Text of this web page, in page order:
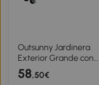
Outsunny Jardinera
Exterior Grande con
Ruedas Tela no Tejida
Jardinera y Sistema de
58,50€